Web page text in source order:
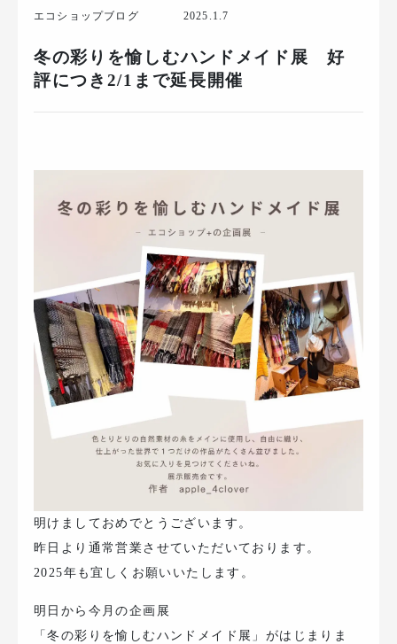
エコショップブログ 2025.1.7
冬の彩りを愉しむハンドメイド展 好
評につき2/1まで延長開催
明けましておめでとうございます。
昨日より通常営業させていただいております。
2025年も宜しくお願いいたします。
明日から今月の企画展
「冬の彩りを愉しむハンドメイド展」がはじまりま